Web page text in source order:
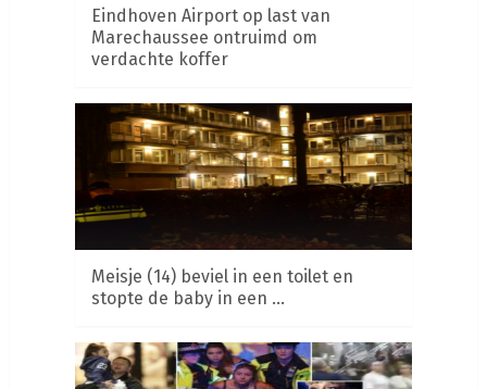
Eindhoven Airport op last van
Marechaussee ontruimd om
verdachte koffer
Meisje (14) beviel in een toilet en
stopte de baby in een …